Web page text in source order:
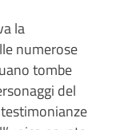
la
numerose
tombe
del